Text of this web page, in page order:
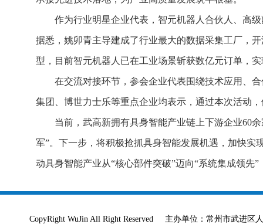
作为行业明星企业代表，智元机器人合伙人、高
据悉，姚卯青主导建成了行业最大的数据采集工厂，
型，目前智元机器人已在工业场景斩获数亿元订单，
在交流对接环节，参会企业代表围绕技术应用、
集团、博世力士乐等重点企业均表示，通过本次活动
当前，武高新拥有具身智能产业链上下游企业60
军”。下一步，将积极抢抓具身智能发展机遇，加快
动具身智能产业从“核心部件突破”迈向“系统集成领先
CopyRight WuJin All Right Reserved 主办单位：常州市武进